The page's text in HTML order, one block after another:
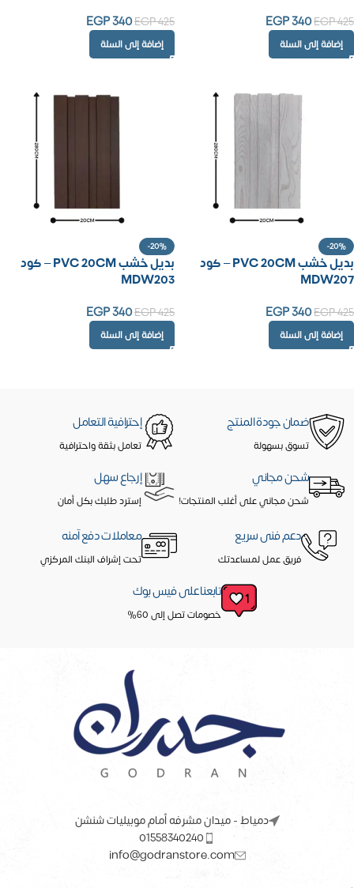
EGP425
EGP340
إضافة إلى السلة
EGP425
EGP340
إضافة إلى السلة
-20%
بديل خشب PVC 20CM – كود
MDW207
EGP425
EGP340
إضافة إلى السلة
-20%
بديل خشب PVC 20CM – كود
MDW203
EGP425
EGP340
إضافة إلى السلة
ضمان جودة المنتج
تسوق بسهولة
إحترافية التعامل
تعامل بثقة واحترافية
شحن مجاني
شحن مجاني على أغلب المنتجات!
إرجاع سهل
إسترد طلبك بكل أمان
دعم فنى سريع
فريق عمل لمساعدتك
معاملات دفع آمنه
تحت إشراف البنك المركزي
تابعنا على فيس بوك
خصومات تصل إلى 60%
دمياط - ميدان مشرفه أمام موبيليات شنشن
01558340240
info@godranstore.com